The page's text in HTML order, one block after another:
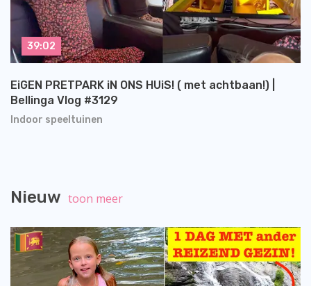
Indoor speeltuinen
EiGEN PRETPARK iN ONS HUiS! ( met achtbaan!) |
Bellinga Vlog #3129
39:02
Nieuw toon meer